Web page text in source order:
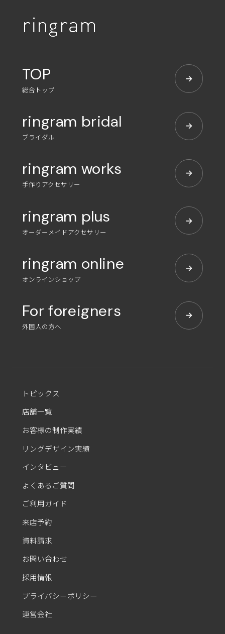
TOP
総合トップ
ringram bridal
ブライダル
ringram works
手作りアクセサリー
ringram plus
オーダーメイドアクセサリー
ringram online
オンラインショップ
For foreigners
外国人の方へ
トピックス
店舗一覧
お客様の制作実績
リングデザイン実績
インタビュー
よくあるご質問
ご利用ガイド
来店予約
資料請求
お問い合わせ
採用情報
プライバシーポリシー
運営会社